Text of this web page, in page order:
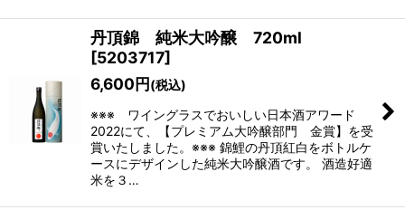
丹頂錦 純米大吟醸 720ml
[5203717]
6,600円(税込)
※※※ ワイングラスでおいしい日本酒アワード
2022にて、【プレミアム大吟醸部門 金賞】を受
賞いたしました。※※※ 錦鯉の丹頂紅白をボトルケ
ースにデザインした純米大吟醸酒です。 酒造好適
米を３…